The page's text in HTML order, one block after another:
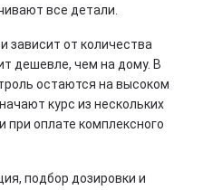
все детали.
зависит от количества
дешевле, чем на дому. В
остаются на высоком
курс из нескольких
при оплате комплексного
подбор дозировки и